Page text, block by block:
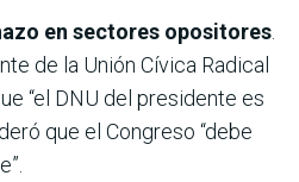
en sectores opositores.
de la Unión Cívica Radical
“el DNU del presidente es
que el Congreso “debe